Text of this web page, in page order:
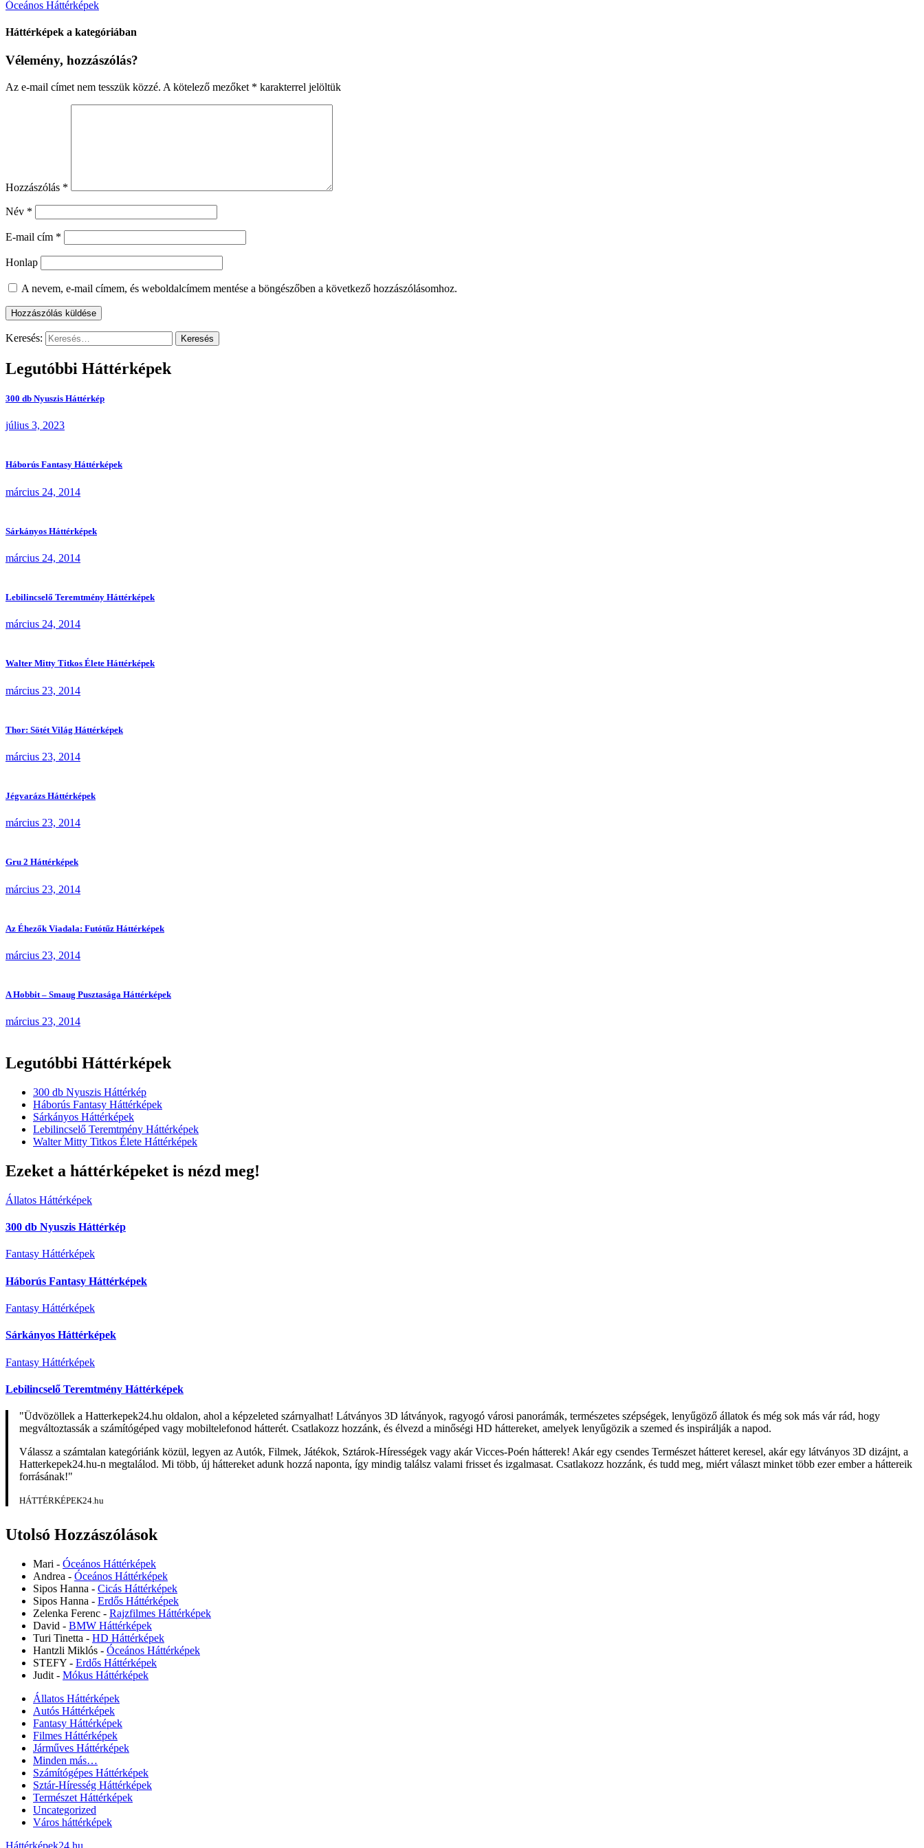
Óceános Háttérképek
Háttérképek a kategóriában
Vélemény, hozzászólás?
Az e-mail címet nem tesszük közzé. A kötelező mezőket * karakterrel jelöltük
Hozzászólás *
Név *
E-mail cím *
Honlap
A nevem, e-mail címem, és weboldalcímem mentése a böngészőben a következő hozzászólásomhoz.
Keresés:
Legutóbbi Háttérképek
300 db Nyuszis Háttérkép
július 3, 2023
Háborús Fantasy Háttérképek
március 24, 2014
Sárkányos Háttérképek
március 24, 2014
Lebilincselő Teremtmény Háttérképek
március 24, 2014
Walter Mitty Titkos Élete Háttérképek
március 23, 2014
Thor: Sötét Világ Háttérképek
március 23, 2014
Jégvarázs Háttérképek
március 23, 2014
Gru 2 Háttérképek
március 23, 2014
Az Éhezők Viadala: Futótűz Háttérképek
március 23, 2014
A Hobbit – Smaug Pusztasága Háttérképek
március 23, 2014
Legutóbbi Háttérképek
300 db Nyuszis Háttérkép
Háborús Fantasy Háttérképek
Sárkányos Háttérképek
Lebilincselő Teremtmény Háttérképek
Walter Mitty Titkos Élete Háttérképek
Ezeket a háttérképeket is nézd meg!
Állatos Háttérképek
300 db Nyuszis Háttérkép
Fantasy Háttérképek
Háborús Fantasy Háttérképek
Fantasy Háttérképek
Sárkányos Háttérképek
Fantasy Háttérképek
Lebilincselő Teremtmény Háttérképek
"Üdvözöllek a Hatterkepek24.hu oldalon, ahol a képzeleted szárnyalhat! Látványos 3D látványok, ragyogó városi panorámák, természetes szépségek, lenyűgöző állatok és még sok más vár rád, hogy
megváltoztassák a számítógéped vagy mobiltelefonod hátterét. Csatlakozz hozzánk, és élvezd a minőségi HD háttereket, amelyek lenyűgözik a szemed és inspirálják a napod.
Válassz a számtalan kategóriánk közül, legyen az Autók, Filmek, Játékok, Sztárok-Hírességek vagy akár Vicces-Poén hátterek! Akár egy csendes Természet hátteret keresel, akár egy látványos 3D dizájnt, a
Hatterkepek24.hu-n megtalálod. Mi több, új háttereket adunk hozzá naponta, így mindig találsz valami frisset és izgalmasat. Csatlakozz hozzánk, és tudd meg, miért választ minket több ezer ember a háttereik
forrásának!"
HÁTTÉRKÉPEK24.hu
Utolsó Hozzászólások
Mari - Óceános Háttérképek
Andrea - Óceános Háttérképek
Sipos Hanna - Cicás Háttérképek
Sipos Hanna - Erdős Háttérképek
Zelenka Ferenc - Rajzfilmes Háttérképek
David - BMW Háttérképek
Turi Tinetta - HD Háttérképek
Hantzli Miklós - Óceános Háttérképek
STEFY - Erdős Háttérképek
Judit - Mókus Háttérképek
Állatos Háttérképek
Autós Háttérképek
Fantasy Háttérképek
Filmes Háttérképek
Járműves Háttérképek
Minden más…
Számítógépes Háttérképek
Sztár-Híresség Háttérképek
Természet Háttérképek
Uncategorized
Város háttérképek
Háttérképek24.hu